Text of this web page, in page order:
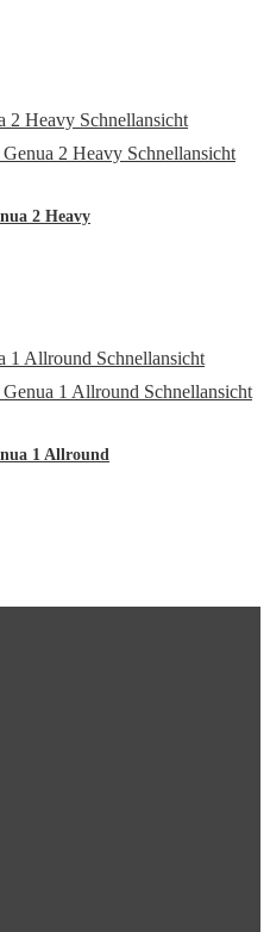
Schnellansicht
Schnellansicht
2 Heavy
Schnellansicht
Schnellansicht
1 Allround